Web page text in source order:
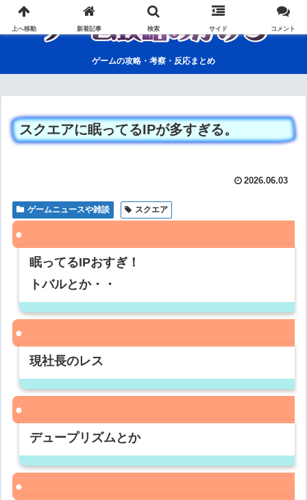
ゲームの攻略・考察・反応まとめ
スクエアに眠ってるIPが多すぎる。
2026.06.03
ゲームニュースや雑談 スクエア
眠ってるIPおすぎ！
トバルとか・・
現社長のレス
デュープリズムとか
上へ移動 新着記事 検索 サイド コメント